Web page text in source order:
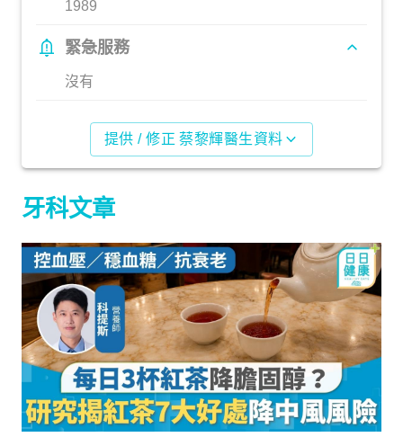
1989
緊急服務
沒有
提供 / 修正 蔡黎輝醫生資料
牙科文章